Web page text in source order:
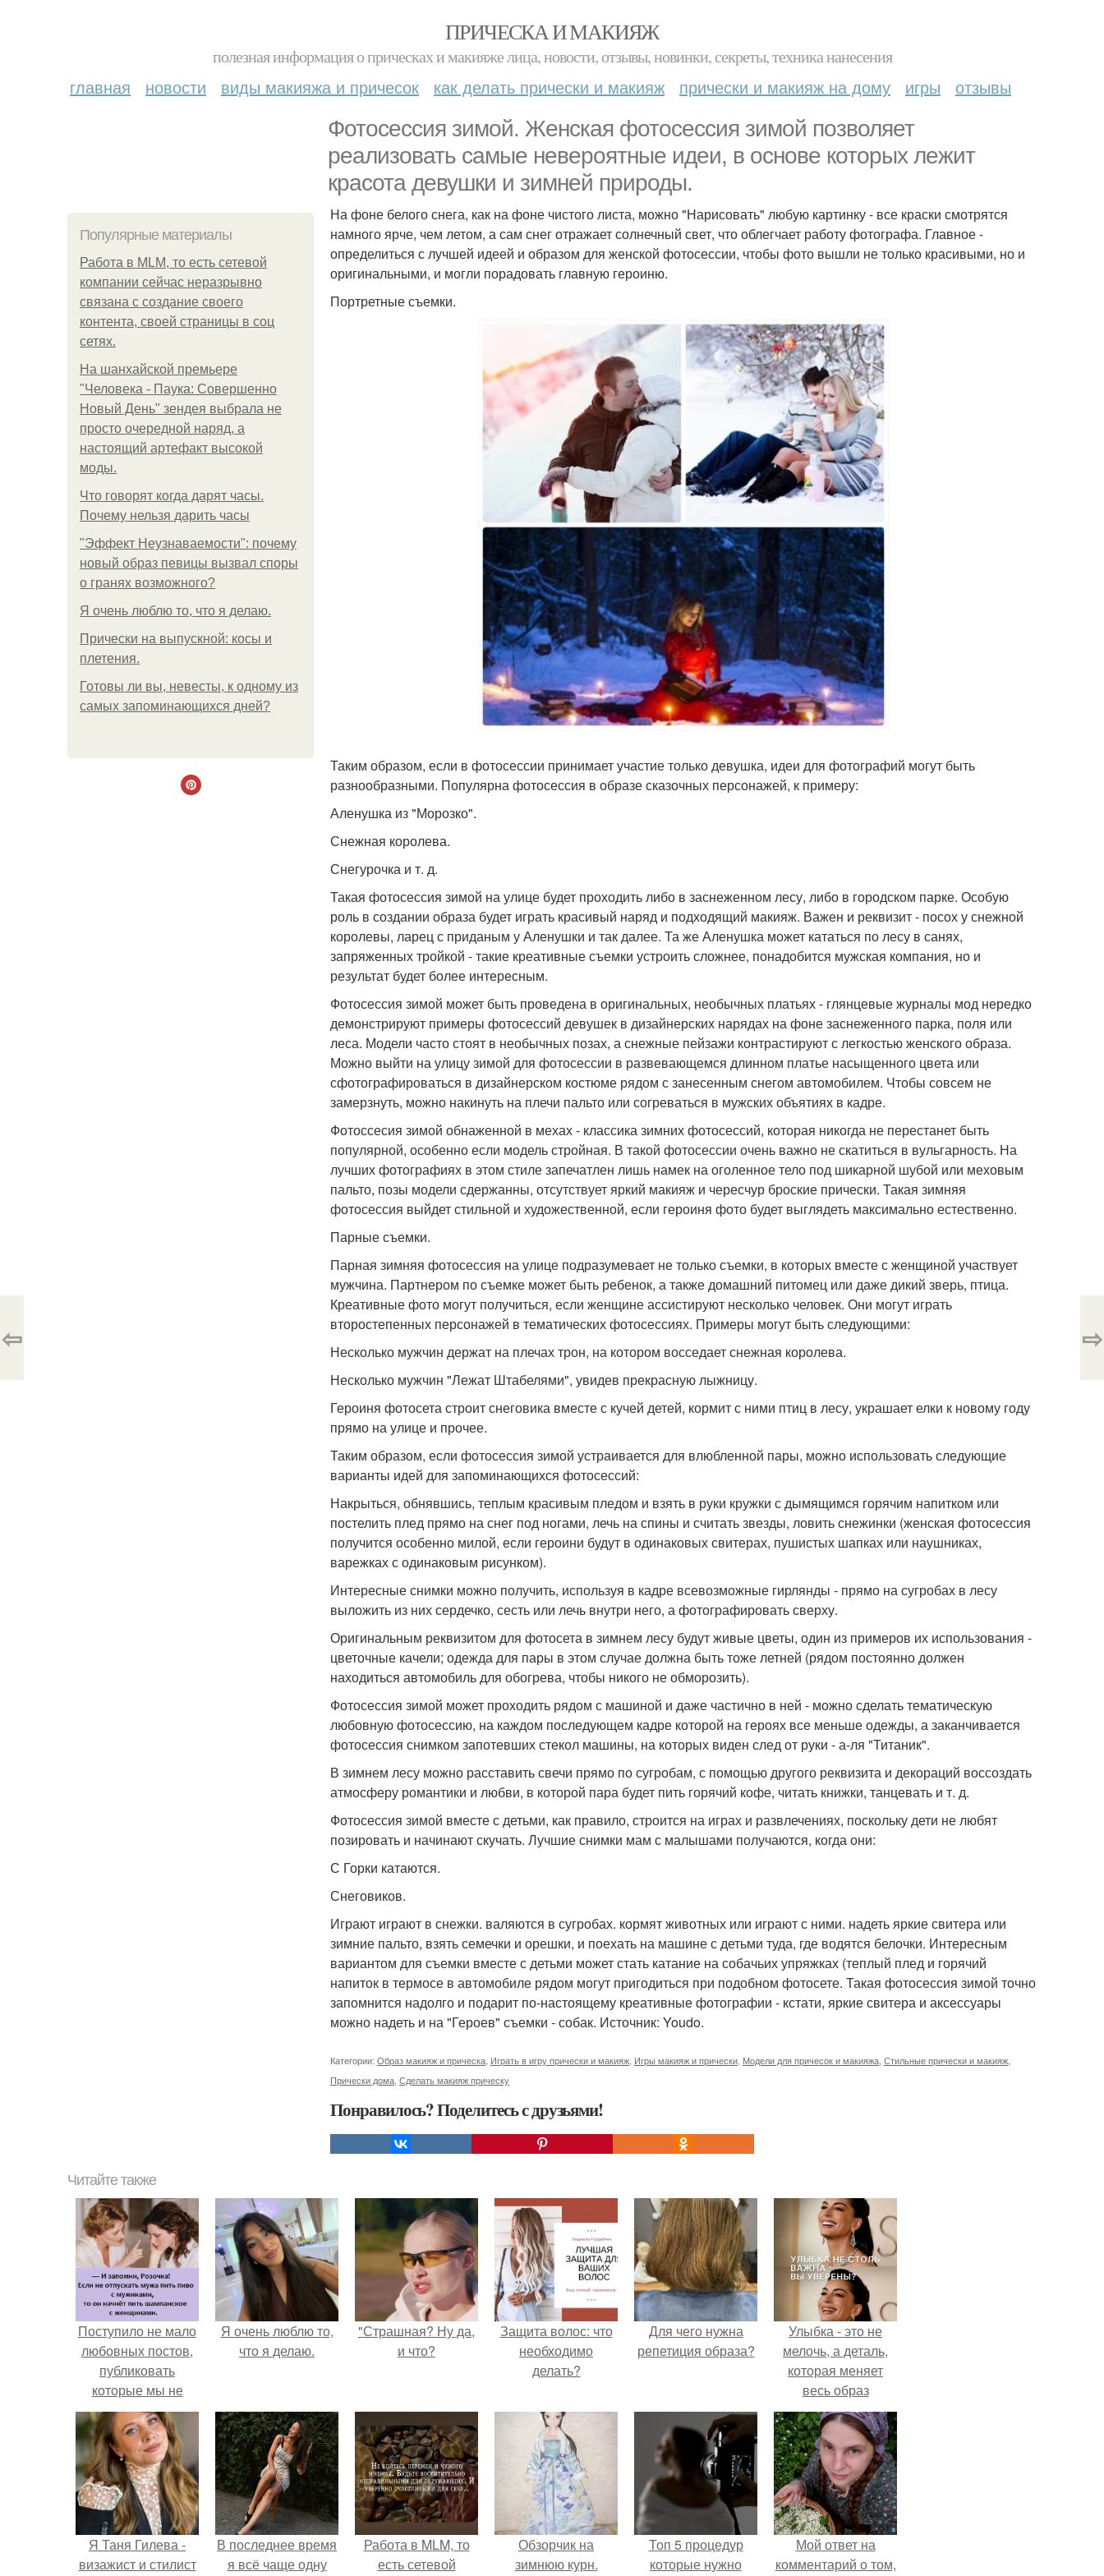
ПРИЧЕСКА И МАКИЯЖ
полезная информация о прическах и макияже лица, новости, отзывы, новинки, секреты, техника нанесения
главная новости виды макияжа и причесок как делать прически и макияж прически и макияж на дому игры отзывы
Фотосессия зимой. Женская фотосессия зимой позволяет
реализовать самые невероятные идеи, в основе которых лежит
красота девушки и зимней природы.
Популярные материалы
Работа в MLM, то есть сетевой
компании сейчас неразрывно
связана с создание своего
контента, своей страницы в соц
сетях.
На шанхайской премьере
"Человека - Паука: Совершенно
Новый День" зендея выбрала не
просто очередной наряд, а
настоящий артефакт высокой
моды.
Что говорят когда дарят часы.
Почему нельзя дарить часы
"Эффект Неузнаваемости": почему
новый образ певицы вызвал споры
о гранях возможного?
Я очень люблю то, что я делаю.
Прически на выпускной: косы и
плетения.
Готовы ли вы, невесты, к одному из
самых запоминающихся дней?
На фоне белого снега, как на фоне чистого листа, можно "Нарисовать" любую картинку - все краски смотрятся
намного ярче, чем летом, а сам снег отражает солнечный свет, что облегчает работу фотографа. Главное -
определиться с лучшей идеей и образом для женской фотосессии, чтобы фото вышли не только красивыми, но и
оригинальными, и могли порадовать главную героиню.
Портретные съемки.
Таким образом, если в фотосессии принимает участие только девушка, идеи для фотографий могут быть
разнообразными. Популярна фотосессия в образе сказочных персонажей, к примеру:
Аленушка из "Морозко".
Снежная королева.
Снегурочка и т. д.
Такая фотосессия зимой на улице будет проходить либо в заснеженном лесу, либо в городском парке. Особую
роль в создании образа будет играть красивый наряд и подходящий макияж. Важен и реквизит - посох у снежной
королевы, ларец с приданым у Аленушки и так далее. Та же Аленушка может кататься по лесу в санях,
запряженных тройкой - такие креативные съемки устроить сложнее, понадобится мужская компания, но и
результат будет более интересным.
Фотосессия зимой может быть проведена в оригинальных, необычных платьях - глянцевые журналы мод нередко
демонстрируют примеры фотосессий девушек в дизайнерских нарядах на фоне заснеженного парка, поля или
леса. Модели часто стоят в необычных позах, а снежные пейзажи контрастируют с легкостью женского образа.
Можно выйти на улицу зимой для фотосессии в развевающемся длинном платье насыщенного цвета или
сфотографироваться в дизайнерском костюме рядом с занесенным снегом автомобилем. Чтобы совсем не
замерзнуть, можно накинуть на плечи пальто или согреваться в мужских объятиях в кадре.
Фотоссесия зимой обнаженной в мехах - классика зимних фотосессий, которая никогда не перестанет быть
популярной, особенно если модель стройная. В такой фотосессии очень важно не скатиться в вульгарность. На
лучших фотографиях в этом стиле запечатлен лишь намек на оголенное тело под шикарной шубой или меховым
пальто, позы модели сдержанны, отсутствует яркий макияж и чересчур броские прически. Такая зимняя
фотосессия выйдет стильной и художественной, если героиня фото будет выглядеть максимально естественно.
Парные съемки.
Парная зимняя фотосессия на улице подразумевает не только съемки, в которых вместе с женщиной участвует
мужчина. Партнером по съемке может быть ребенок, а также домашний питомец или даже дикий зверь, птица.
Креативные фото могут получиться, если женщине ассистируют несколько человек. Они могут играть
второстепенных персонажей в тематических фотосессиях. Примеры могут быть следующими:
Несколько мужчин держат на плечах трон, на котором восседает снежная королева.
Несколько мужчин "Лежат Штабелями", увидев прекрасную лыжницу.
Героиня фотосета строит снеговика вместе с кучей детей, кормит с ними птиц в лесу, украшает елки к новому году
прямо на улице и прочее.
Таким образом, если фотосессия зимой устраивается для влюбленной пары, можно использовать следующие
варианты идей для запоминающихся фотосессий:
Накрыться, обнявшись, теплым красивым пледом и взять в руки кружки с дымящимся горячим напитком или
постелить плед прямо на снег под ногами, лечь на спины и считать звезды, ловить снежинки (женская фотосессия
получится особенно милой, если героини будут в одинаковых свитерах, пушистых шапках или наушниках,
варежках с одинаковым рисунком).
Интересные снимки можно получить, используя в кадре всевозможные гирлянды - прямо на сугробах в лесу
выложить из них сердечко, сесть или лечь внутри него, а фотографировать сверху.
Оригинальным реквизитом для фотосета в зимнем лесу будут живые цветы, один из примеров их использования -
цветочные качели; одежда для пары в этом случае должна быть тоже летней (рядом постоянно должен
находиться автомобиль для обогрева, чтобы никого не обморозить).
Фотосессия зимой может проходить рядом с машиной и даже частично в ней - можно сделать тематическую
любовную фотосессию, на каждом последующем кадре которой на героях все меньше одежды, а заканчивается
фотосессия снимком запотевших стекол машины, на которых виден след от руки - а-ля "Титаник".
В зимнем лесу можно расставить свечи прямо по сугробам, с помощью другого реквизита и декораций воссоздать
атмосферу романтики и любви, в которой пара будет пить горячий кофе, читать книжки, танцевать и т. д.
Фотосессия зимой вместе с детьми, как правило, строится на играх и развлечениях, поскольку дети не любят
позировать и начинают скучать. Лучшие снимки мам с малышами получаются, когда они:
С Горки катаются.
Снеговиков.
Играют играют в снежки. валяются в сугробах. кормят животных или играют с ними. надеть яркие свитера или
зимние пальто, взять семечки и орешки, и поехать на машине с детьми туда, где водятся белочки. Интересным
вариантом для съемки вместе с детьми может стать катание на собачьих упряжках (теплый плед и горячий
напиток в термосе в автомобиле рядом могут пригодиться при подобном фотосете. Такая фотосессия зимой точно
запомнится надолго и подарит по-настоящему креативные фотографии - кстати, яркие свитера и аксессуары
можно надеть и на "Героев" съемки - собак. Источник: Youdo.
Категории: Образ макияж и прическа Играть в игру прически и макияж Игры макияж и прически Модели для причесок и макияжа Стильные прически и макияж
Прически дома Сделать макияж прическу
Понравилось? Поделитесь с друзьями!
⇦ ⇨
Читайте также
Поступило не мало
любовных постов,
публиковать
которые мы не
стали.
Я очень люблю то,
что я делаю.
"Страшная? Ну да,
и что?
Защита волос: что
необходимо
делать?
Для чего нужна
репетиция образа?
Улыбка - это не
мелочь, а деталь,
которая меняет
весь образ
человека.
Я Таня Гилева -
визажист и стилист
В последнее время
я всё чаще одну
Работа в MLM, то
есть сетевой
Обзорчик на
зимнюю курн.
Топ 5 процедур
которые нужно
Мой ответ на
комментарий о том,